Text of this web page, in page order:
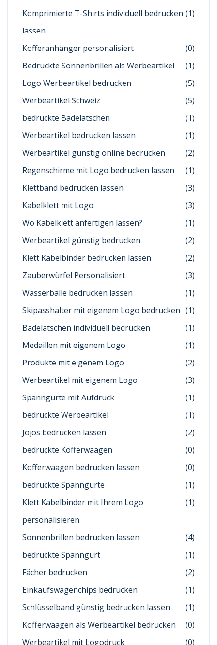
Komprimierte T-Shirts individuell bedrucken
lassen
(1)
Kofferanhänger personalisiert
(0)
Bedruckte Sonnenbrillen als Werbeartikel
(1)
Logo Werbeartikel bedrucken
(5)
Werbeartikel Schweiz
(5)
bedruckte Badelatschen
(1)
Werbeartikel bedrucken lassen
(1)
Werbeartikel günstig online bedrucken
(2)
Regenschirme mit Logo bedrucken lassen
(1)
Klettband bedrucken lassen
(3)
Kabelklett mit Logo
(3)
Wo Kabelklett anfertigen lassen?
(1)
Werbeartikel günstig bedrucken
(2)
Klett Kabelbinder bedrucken lassen
(2)
Zauberwürfel Personalisiert
(3)
Wasserbälle bedrucken lassen
(1)
Skipasshalter mit eigenem Logo bedrucken (1)
Badelatschen individuell bedrucken
(1)
Medaillen mit eigenem Logo
(1)
Produkte mit eigenem Logo
(2)
Werbeartikel mit eigenem Logo
(3)
Spanngurte mit Aufdruck
(1)
bedruckte Werbeartikel
(1)
Jojos bedrucken lassen
(2)
bedruckte Kofferwaagen
(0)
Kofferwaagen bedrucken lassen
(0)
bedruckte Spanngurte
(1)
Klett Kabelbinder mit Ihrem Logo
personalisieren
(1)
Sonnenbrillen bedrucken lassen
(4)
bedruckte Spanngurt
(1)
Fächer bedrucken
(2)
Einkaufswagenchips bedrucken
(1)
Schlüsselband günstig bedrucken lassen
(1)
Kofferwaagen als Werbeartikel bedrucken
(0)
Werbeartikel mit Logodruck
(0)